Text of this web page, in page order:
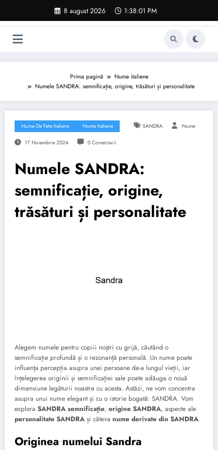
conținut
8 august 2026 1:38:02 PM
Prima pagină
Nume italiene
Numele SANDRA: semnificație, origine, trăsături și personalitate
Nume De Fete Italiene Nume Italiene SANDRA Nume
17 Noiembrie 2024 0 Comentarii
Numele SANDRA:
semnificație, origine,
trăsături și personalitate
Alegem numele pentru copiii noștri cu grijă, căutând o
semnificație profundă și o rezonanță personală. Un nume poate
influența percepția asupra unei persoane de-a lungul vieții, iar
înțelegerea originii și semnificației sale poate adăuga o nouă
dimensiune legăturii noastre cu acesta. Astăzi, ne vom concentra
asupra unui nume elegant și cu o istorie bogată: SANDRA. Vom
explora SANDRA semnificație, origine SANDRA, aspecte ale
personalitate SANDRA și câteva nume derivate din SANDRA.
Originea numelui Sandra